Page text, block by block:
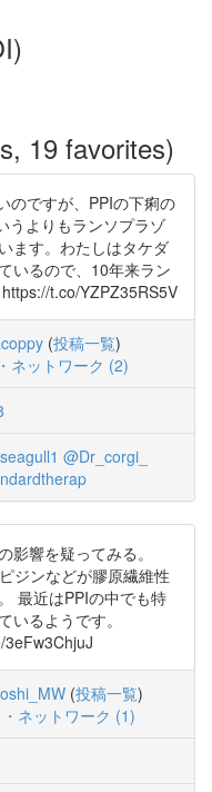
19 favorites)
のですが、PPIの下痢の
うよりもランソプラゾ
ます。わたしはタケダ
いるので、10年来ラン
t.co/YZPZ35RS5V
(投稿一覧)
ネットワーク (2)
@Dr_corgi_
影響を疑ってみる。
ジンなどが膠原繊維性
最近はPPIの中でも特
いるようです。
(投稿一覧)
ネットワーク (1)